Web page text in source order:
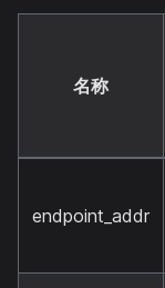
名称
endpoint_addr